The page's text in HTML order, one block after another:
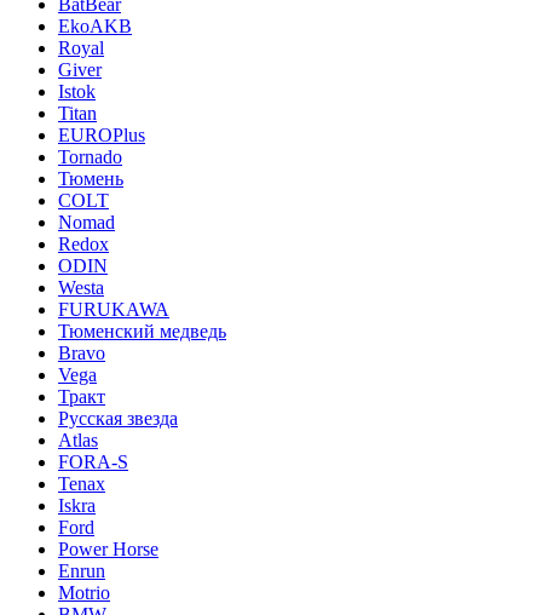
EkoAKB
Royal
Giver
Istok
Titan
EUROPlus
Tornado
Тюмень
COLT
Nomad
Redox
ODIN
Westa
FURUKAWA
Тюменский медведь
Bravo
Vega
Тракт
Русская звезда
Atlas
FORA-S
Tenax
Iskra
Ford
Power Horse
Enrun
Motrio